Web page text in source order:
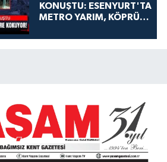
KONUŞTU: ESENYURT'TA
METRO YARIM, KÖPRÜ
KOKUYOR!